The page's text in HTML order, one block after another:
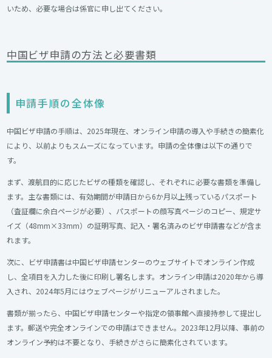
いため、必要な場合は係官に申し出てください。
中国ビザ申請の方法と必要書類
申請手順の全体像
中国ビザ申請の手順は、2025年現在、オンライン申請の導入や手続きの簡素化
により、以前よりもスムーズになっています。申請の全体像は以下の通りで
す。
まず、渡航目的に応じたビザの種類を確認し、それぞれに必要な書類を準備し
ます。主な書類には、有効期間が申請日から6か月以上残っているパスポート
（査証欄に余白ページが必要）、パスポートの顔写真ページのコピー、規定サ
イズ（48mm×33mm）の証明写真、記入・署名済みのビザ申請書などが含ま
れます。
次に、ビザ申請書は中国ビザ申請センターのウェブサイトでオンライン作成
し、全項目を入力した後に印刷し署名します。オンライン申請は2020年から導
入され、2024年5月にはウェブページがリニューアルされました。
書類が揃ったら、中国ビザ申請センターや指定の領事館へ直接持参して提出し
ます。郵送や完全オンラインでの申請はできません。2023年12月以降、事前の
オンライン予約は不要となり、手続きがさらに簡素化されています。